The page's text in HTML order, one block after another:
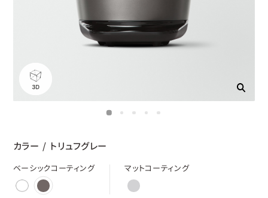
カラー / トリュフグレー
ベーシックコーティング マットコーティング